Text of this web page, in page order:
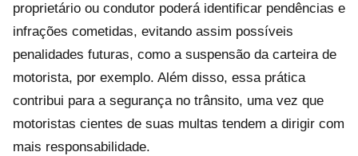
proprietário ou condutor poderá identificar pendências e
infrações cometidas, evitando assim possíveis
penalidades futuras, como a suspensão da carteira de
motorista, por exemplo. Além disso, essa prática
contribui para a segurança no trânsito, uma vez que
motoristas cientes de suas multas tendem a dirigir com
mais responsabilidade.